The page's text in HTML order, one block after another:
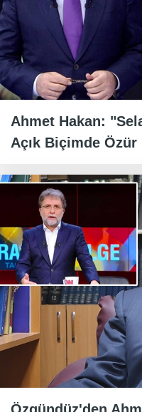
Ahmet Hakan:
Açık Biçimde